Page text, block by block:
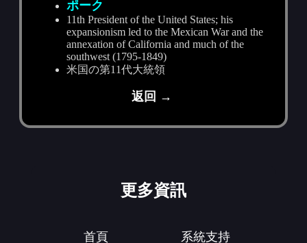
ポーク
11th President of the United States; his
expansionism led to the Mexican War and the
annexation of California and much of the
southwest (1795-1849)
米国の第11代大統領
返回 →
更多資訊
首頁 系統支持